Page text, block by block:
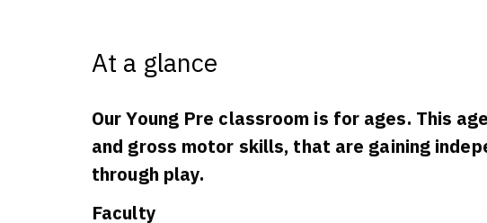
At a glance
Our Young Pre classroom is for ages. This
and gross motor skills, that are gaining
through play.
Faculty